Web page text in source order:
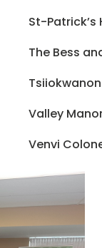
St-
The Bess
Valley
Venvi